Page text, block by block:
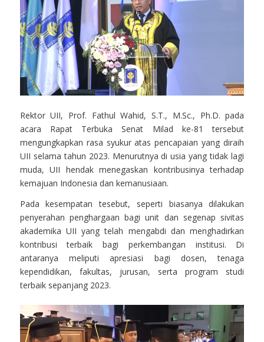
Rektor UII, Prof. Fathul Wahid, S.T., M.Sc., Ph.D. pada
acara Rapat Terbuka Senat Milad ke-81 tersebut
mengungkapkan rasa syukur atas pencapaian yang diraih
UII selama tahun 2023. Menurutnya di usia yang tidak lagi
muda, UII hendak menegaskan kontribusinya terhadap
kemajuan Indonesia dan kemanusiaan.
Pada kesempatan tesebut, seperti biasanya dilakukan
penyerahan penghargaan bagi unit dan segenap sivitas
akademika UII yang telah mengabdi dan menghadirkan
kontribusi terbaik bagi perkembangan institusi. Di
antaranya meliputi apresiasi bagi dosen, tenaga
kependidikan, fakultas, jurusan, serta program studi
terbaik sepanjang 2023.